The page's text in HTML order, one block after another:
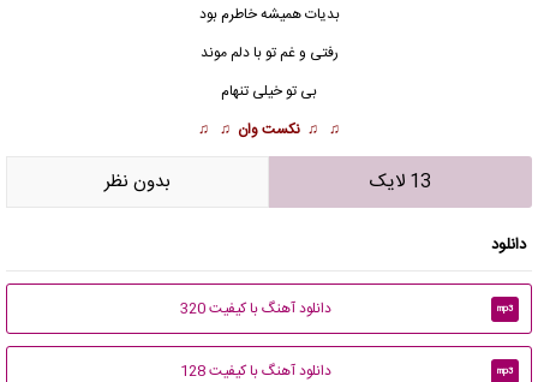
بدیات همیشه خاطرم بود
رفتی و غم تو با دلم موند
بی تو خیلی تنهام
♫ ♫ نکست وان ♫ ♫
13 لایک بدون نظر
دانلود
mp3 دانلود آهنگ با کیفیت 320
mp3 دانلود آهنگ با کیفیت 128